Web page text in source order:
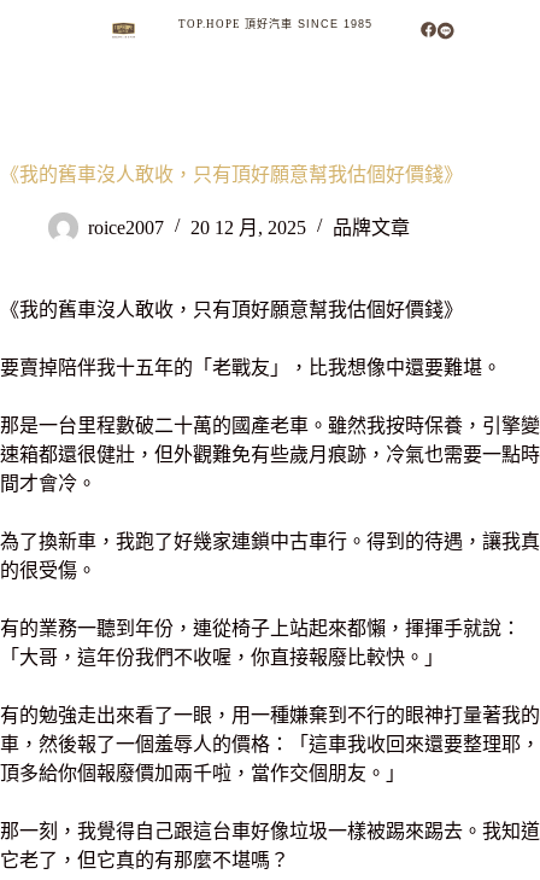
TOP.HOPE 頂好汽車 S NC E 1985
《我的舊車沒人敢收，只有頂好願意幫我估個好價錢》
roice2007 20 12 月, 2025 品牌文章
《我的舊車沒人敢收，只有頂好願意幫我估個好價錢》
要賣掉陪伴我十五年的「老戰友」，比我想像中還要難堪。
那是一台里程數破二十萬的國產老車。雖然我按時保養，引擎變
速箱都還很健壯，但外觀難免有些歲月痕跡，冷氣也需要一點時
間才會冷。
為了換新車，我跑了好幾家連鎖中古車行。得到的待遇，讓我真
的很受傷。
有的業務一聽到年份，連從椅子上站起來都懶，揮揮手就說：
「大哥，這年份我們不收喔，你直接報廢比較快。」
有的勉強走出來看了一眼，用一種嫌棄到不行的眼神打量著我的
車，然後報了一個羞辱人的價格：「這車我收回來還要整理耶，
頂多給你個報廢價加兩千啦，當作交個朋友。」
那一刻，我覺得自己跟這台車好像垃圾一樣被踢來踢去。我知道
它老了，但它真的有那麼不堪嗎？